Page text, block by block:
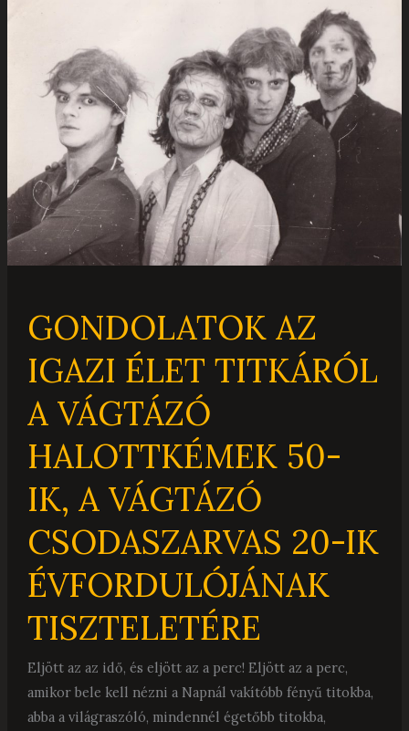
GONDOLATOK AZ
IGAZI ÉLET TITKÁRÓL
A VÁGTÁZÓ
HALOTTKÉMEK 50-
IK, A VÁGTÁZÓ
CSODASZARVAS 20-IK
ÉVFORDULÓJÁNAK
TISZTELETÉRE
Eljött az az idő, és eljött az a perc! Eljött az a perc,
amikor bele kell nézni a Napnál vakítóbb fényű titokba,
abba a világraszóló, mindennél égetőbb titokba,
AZ
ÉLET
TITKÁRÓL
VÁGTÁZÓ
HALOTTKÉMEK
50-
IK,
A
VÁGTÁZÓ
IK
ÉVFORDULÓJÁNAK
TISZTELETÉRE